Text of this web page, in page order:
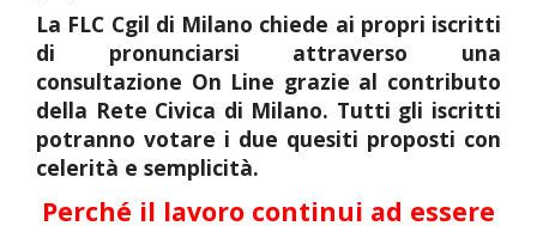
La FLC Cgil di Milano chiede ai propri iscritti
di pronunciarsi attraverso una
consultazione On Line grazie al contributo
della Rete Civica di Milano. Tutti gli iscritti
potranno votare i due quesiti proposti con
celerità e semplicità.
Perché il lavoro continui ad essere